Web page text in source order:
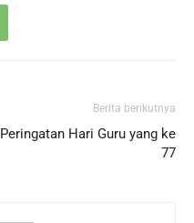
Berita berikutnya
Peringatan Hari Guru yang ke
77